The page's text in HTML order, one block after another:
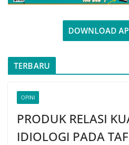
DOWNLOAD
TERBARU
OPINI
PRODUK RELASI
IDIOLOGI PADA